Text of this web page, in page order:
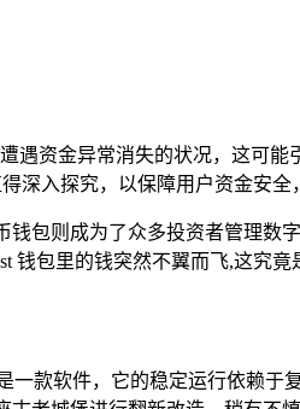
遇资金异常消失的状况，这可
入探究，以保障用户资金安全
包则成为了众多投资者管理数
包里的钱突然不翼而飞,这究竟
款软件，它的稳定运行依赖